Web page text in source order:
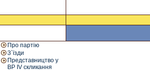
Про партію
З`їзди
Представництво у
ВР IV скликання